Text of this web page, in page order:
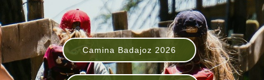
Camina Badajoz 2026